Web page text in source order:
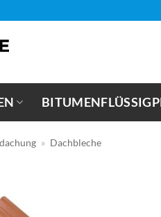
» Dachbleche